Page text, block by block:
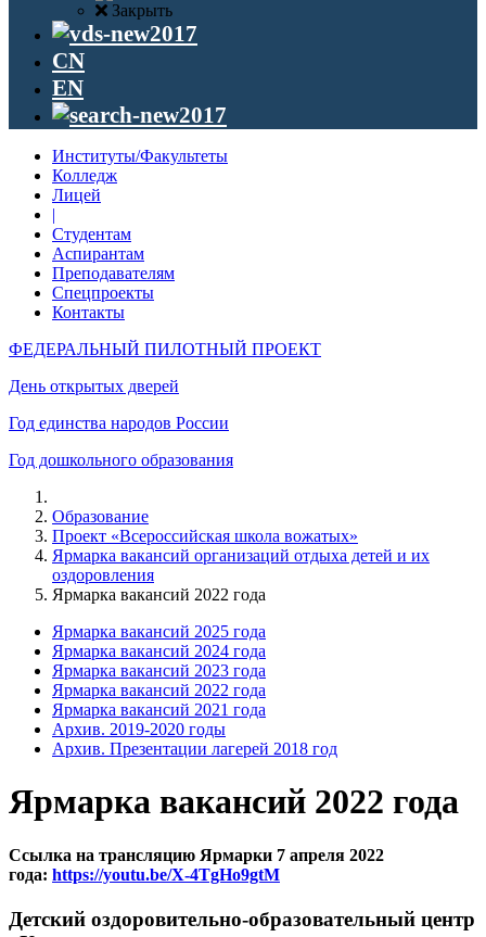
Закрыть
CN
EN
Институты/Факультеты
Колледж
Лицей
|
Студентам
Аспирантам
Преподавателям
Спецпроекты
Контакты
ФЕДЕРАЛЬНЫЙ ПИЛОТНЫЙ ПРОЕКТ
День открытых дверей
Год единства народов России
Год дошкольного образования
Образование
Проект «Всероссийская школа вожатых»
Ярмарка вакансий организаций отдыха детей и их
оздоровления
Ярмарка вакансий 2022 года
Ярмарка вакансий 2025 года
Ярмарка вакансий 2024 года
Ярмарка вакансий 2023 года
Ярмарка вакансий 2022 года
Ярмарка вакансий 2021 года
Архив. 2019-2020 годы
Архив. Презентации лагерей 2018 год
Ярмарка вакансий 2022 года
Ссылка на трансляцию Ярмарки 7 апреля 2022
года: https://youtu.be/X-4TgHo9gtM
Детский оздоровительно-образовательный центр